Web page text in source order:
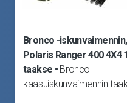
Bronco -iskunvaimennin,
Polaris Ranger 400 4X4
taakse
Bronco
kaasuiskunvaimennin